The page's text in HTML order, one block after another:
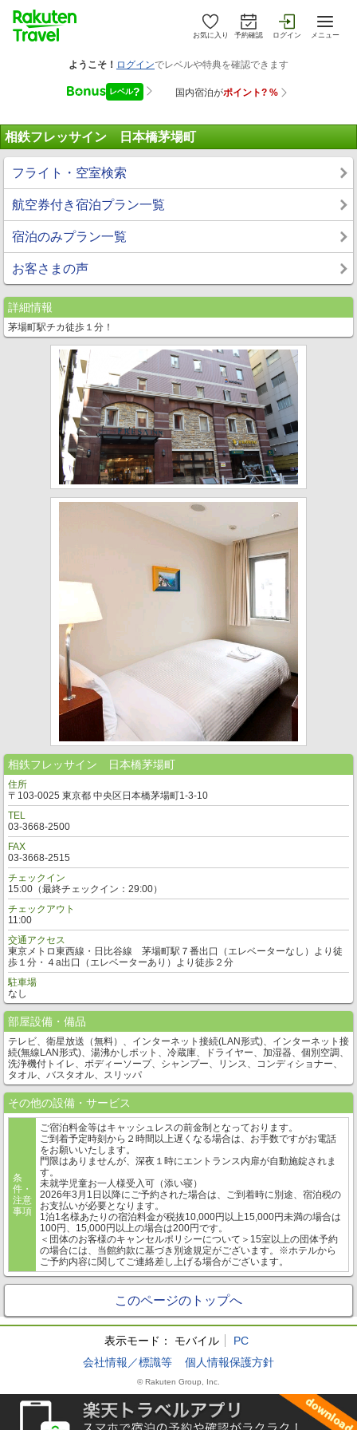
お気に入り 予約確認 ログイン メニュー
相鉄フレッサイン 日本橋茅場町
フライト・空室検索
航空券付き宿泊プラン一覧
宿泊のみプラン一覧
お客さまの声
詳細情報
茅場町駅チカ徒歩１分！
相鉄フレッサイン 日本橋茅場町
住所
〒103-0025 東京都 中央区日本橋茅場町1-3-10
TEL
03-3668-2500
FAX
03-3668-2515
チェックイン
15:00（最終チェックイン：29:00）
チェックアウト
11:00
交通アクセス
東京メトロ東西線・日比谷線 茅場町駅７番出口（エレベーターなし）より徒
歩１分・４a出口（エレベーターあり）より徒歩２分
駐車場
なし
部屋設備・備品
テレビ、衛星放送（無料）、インターネット接続(LAN形式)、インターネット接
続(無線LAN形式)、湯沸かしポット、冷蔵庫、ドライヤー、加湿器、個別空調、
洗浄機付トイレ、ボディーソープ、シャンプー、リンス、コンディショナー、
タオル、バスタオル、スリッパ
その他の設備・サービス
条
件・
注意
事項
ご宿泊料金等はキャッシュレスの前金制となっております。
ご到着予定時刻から２時間以上遅くなる場合は、お手数ですがお電話
をお願いいたします。
門限はありませんが、深夜１時にエントランス内扉が自動施錠されま
す。
未就学児童お一人様受入可（添い寝）
2026年3月1日以降にご予約された場合は、ご到着時に別途、宿泊税の
お支払いが必要となります。
1泊1名様あたりの宿泊料金が税抜10,000円以上15,000円未満の場合は
100円、15,000円以上の場合は200円です。
＜団体のお客様のキャンセルポリシーについて＞15室以上の団体予約
の場合には、当館約款に基づき別途規定がございます。※ホテルから
ご予約内容に関してご連絡差し上げる場合がございます。
このページのトップへ
表示モード： モバイル
PC
会社情報／標識等
個人情報保護方針
© Rakuten Group, Inc.